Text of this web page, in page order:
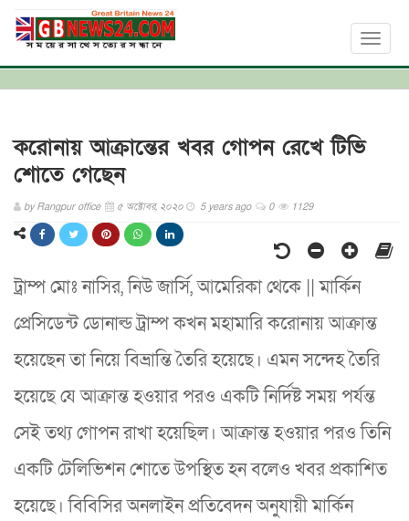
Toggle
করোনায় আক্রান্তের খবর গোপন রেখে টিভি
শোতে গেছেন
byRangpur office ৫ অক্টোবর, ২০২০ 5 years ago 0 1129
ট্রাম্প মোঃ নাসির, নিউ জার্সি, আমেরিকা থেকে || মার্কিন
প্রেসিডেন্ট ডোনাল্ড ট্রাম্প কখন মহামারি করোনায় আক্রান্ত
হয়েছেন তা নিয়ে বিভ্রান্তি তৈরি হয়েছে। এমন সন্দেহ তৈরি
হয়েছে যে আক্রান্ত হওয়ার পরও একটি নির্দিষ্ট সময় পর্যন্ত
সেই তথ্য গোপন রাখা হয়েছিল। আক্রান্ত হওয়ার পরও তিনি
একটি টেলিভিশন শোতে উপস্থিত হন বলেও খবর প্রকাশিত
হয়েছে। বিবিসির অনলাইন প্রতিবেদন অনুযায়ী মার্কিন